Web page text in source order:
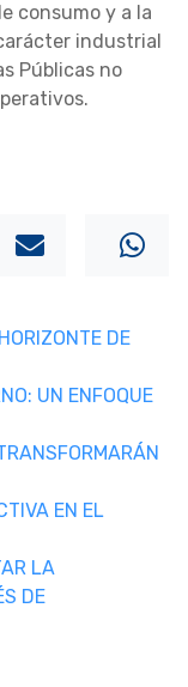
consumo y a la
industrial
Públicas no
DE
UN ENFOQUE
EN EL
LA
DE